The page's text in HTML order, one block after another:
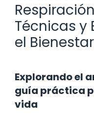
Técnicas y
el Bienestar
Explorando el
guía práctica
vida